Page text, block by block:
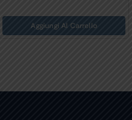
Aggiungi Al Carrello